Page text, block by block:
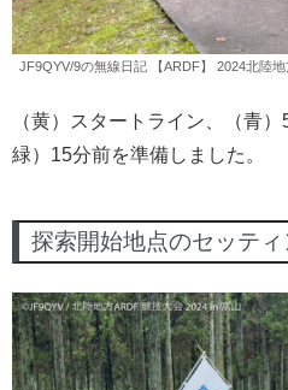
JF9QYV/9の無線日記 【ARDF】 2024北陸
（黄）スタートライン、（青
緑）15分前を準備しました。
探索開始地点のセッティ